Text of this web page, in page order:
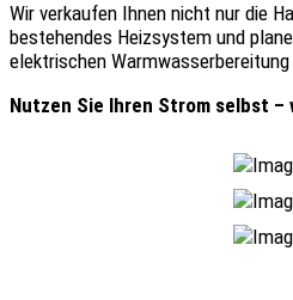
Wir verkaufen Ihnen nicht nur die
bestehendes Heizsystem und
elektrischen
Nutzen Sie Ihren Strom selbst –